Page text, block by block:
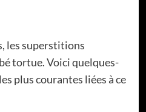
les superstitions
tortue. Voici quelques-
plus courantes liées à ce